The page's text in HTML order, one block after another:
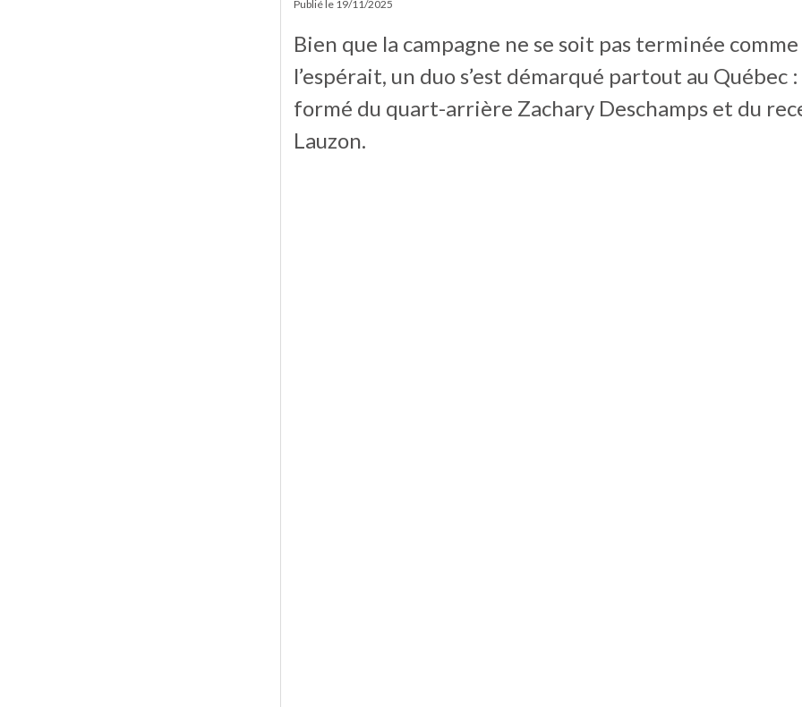
Publié le 19/11/2025
Bien que la campagne ne se soit pas terminée comme
l’espérait, un duo s’est démarqué partout au Québec
formé du quart-arrière Zachary Deschamps et du
Lauzon.